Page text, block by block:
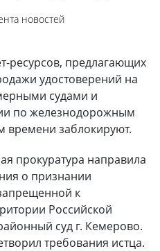
новостей
ресурсов, предлагающих
удостоверений на
судами и
по железнодорожным
времени заблокируют.
прокуратура направила
о признании
к
Российской
суд г. Кемерово.
требования истца.